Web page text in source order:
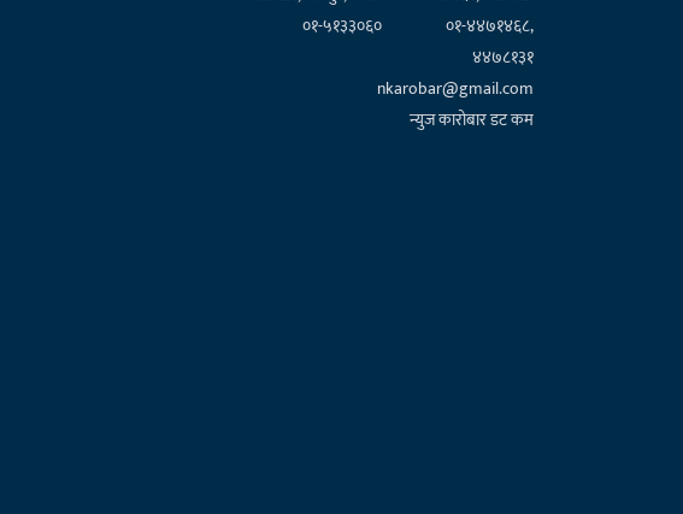
०१-५१३३०६०
०१-४४७१४६८,
४४७८१३१
nkarobar@gmail.com
न्युज कारोबार डट कम